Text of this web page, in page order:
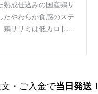
熟成仕込みの国産鶏サ
たやわらか食感のステ
鶏ササミは低カロ […...
・ご入金で当日発送！